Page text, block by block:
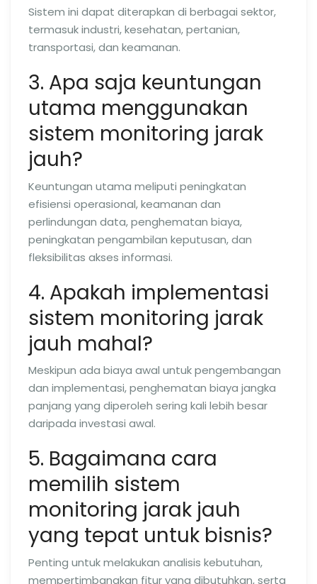
Sistem ini dapat diterapkan di berbagai sektor,
termasuk industri, kesehatan, pertanian,
transportasi, dan keamanan.
3. Apa saja keuntungan
utama menggunakan
sistem monitoring jarak
jauh?
Keuntungan utama meliputi peningkatan
efisiensi operasional, keamanan dan
perlindungan data, penghematan biaya,
peningkatan pengambilan keputusan, dan
fleksibilitas akses informasi.
4. Apakah implementasi
sistem monitoring jarak
jauh mahal?
Meskipun ada biaya awal untuk pengembangan
dan implementasi, penghematan biaya jangka
panjang yang diperoleh sering kali lebih besar
daripada investasi awal.
5. Bagaimana cara
memilih sistem
monitoring jarak jauh
yang tepat untuk bisnis?
Penting untuk melakukan analisis kebutuhan,
mempertimbangkan fitur yang dibutuhkan, serta